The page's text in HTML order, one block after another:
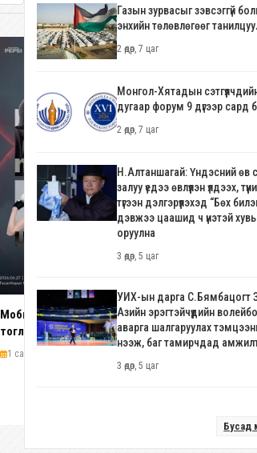
Мобиком группийн "RED SHOW"
тоглолт үзэх 7 шалтгаан
1 сар, 2 долоо хоног
Газын зурвасыг зэвсэггүй
энхийн төлөвлөгөөг
2 өдөр, 7 цаг
Монгол-Хятадын
дугаар форум 9 дүгээр сард
2 өдөр, 7 цаг
Н.Алтаншагай: Үндэсний өв
залуу үедээ өвлүүлэн үлдээх,
түгээн дэлгэрүүлэхэд “Бөх
дэвжээ цаашид ч үнэтэй
оруулна
3 өдөр, 5 цаг
УИХ-ын дарга С.Бямбацогт
Азийн эрэгтэйчүүдийн
аварга шалгаруулах
нээж, баг тамирчдад амжилт
3 өдөр, 5 цаг
Бусад